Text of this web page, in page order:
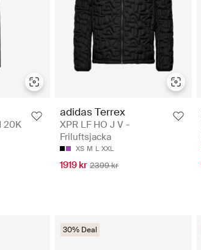
20K
adidas Terrex
XPR LF HO J V -
Friluftsjacka
XS M L XXL
1919 kr 2399 kr
30% Deal